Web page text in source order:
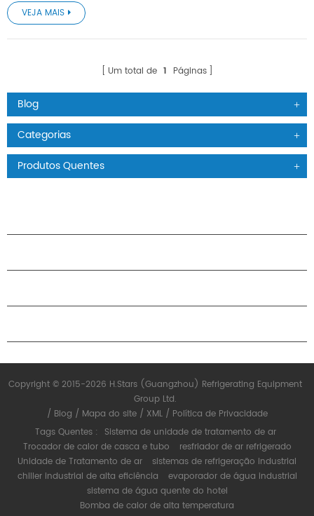
VEJA MAIS
Um total de 1 Páginas
Blog
Categorias
Produtos Quentes
Copyright © 2015-2026 H.Stars (Guangzhou) Refrigerating Equipment
Group Ltd.
/ Blog / Mapa do site/ XML/ Política de Privacidade
Tags Quentes :
Sistema de unidade de tratamento de ar
Trocador de calor de casca e tubo
resfriador de ar refrigerado
Unidade de Tratamento de ar
sistemas de refrigeração industrial
chiller industrial de alta eficiência
evaporador de água industrial
sistema de água quente do hotel
Bomba de calor de alta temperatura